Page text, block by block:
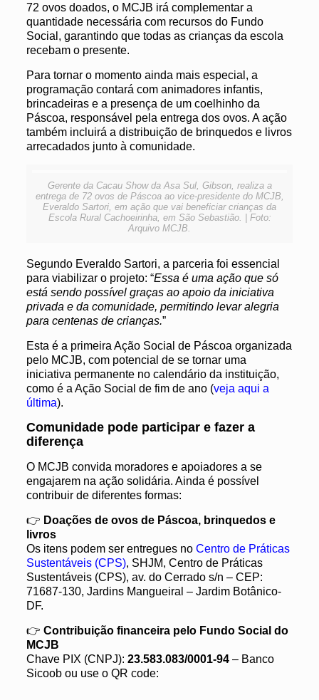
72 ovos doados, o MCJB irá complementar a
quantidade necessária com recursos do Fundo
Social, garantindo que todas as crianças da escola
recebam o presente.
Para tornar o momento ainda mais especial, a
programação contará com animadores infantis,
brincadeiras e a presença de um coelhinho da
Páscoa, responsável pela entrega dos ovos. A ação
também incluirá a distribuição de brinquedos e livros
arrecadados junto à comunidade.
Gerente da Cacau Show da Asa Sul, Gibson, realiza a
entrega de 72 ovos de Páscoa ao vice-presidente do MCJB,
Everaldo Sartori, em ação que vai beneficiar crianças da
Escola Rural Cachoeirinha, em São Sebastião. | Foto:
Arquivo MCJB.
Segundo Everaldo Sartori, a parceria foi essencial
para viabilizar o projeto: “Essa é uma ação que só
está sendo possível graças ao apoio da iniciativa
privada e da comunidade, permitindo levar alegria
para centenas de crianças.”
Esta é a primeira Ação Social de Páscoa organizada
pelo MCJB, com potencial de se tornar uma
iniciativa permanente no calendário da instituição,
como é a Ação Social de fim de ano (veja aqui a
última).
Comunidade pode participar e fazer a
diferença
O MCJB convida moradores e apoiadores a se
engajarem na ação solidária. Ainda é possível
contribuir de diferentes formas:
👉 Doações de ovos de Páscoa, brinquedos e
livros
Os itens podem ser entregues no Centro de Práticas
Sustentáveis (CPS), SHJM, Centro de Práticas
Sustentáveis (CPS), av. do Cerrado s/n – CEP:
71687-130, Jardins Mangueiral – Jardim Botânico-
DF.
👉 Contribuição financeira pelo Fundo Social do
MCJB
Chave PIX (CNPJ): 23.583.083/0001-94– Banco
Sicoob ou use o QR code: